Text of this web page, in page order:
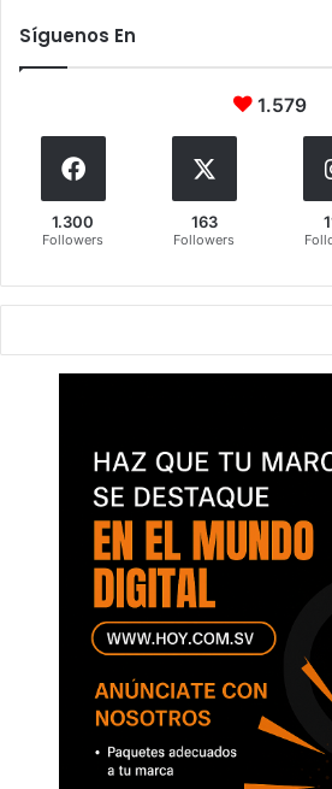
Síguenos En
1.579
1.300
Followers
163
Followers